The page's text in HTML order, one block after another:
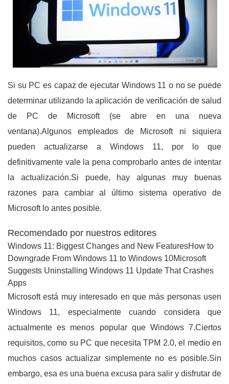
Si su PC es capaz de ejecutar Windows 11 o no se puede
determinar utilizando la aplicación de verificación de salud
de PC de Microsoft (se abre en una nueva
ventana).Algunos empleados de Microsoft ni siquiera
pueden actualizarse a Windows 11, por lo que
definitivamente vale la pena comprobarlo antes de intentar
la actualización.Si puede, hay algunas muy buenas
razones para cambiar al último sistema operativo de
Microsoft lo antes posible.
Recomendado por nuestros editores
Windows 11: Biggest Changes and New FeaturesHow to
Downgrade From Windows 11 to Windows 10Microsoft
Suggests Uninstalling Windows 11 Update That Crashes
Apps
Microsoft está muy interesado en que más personas usen
Windows 11, especialmente cuando considera que
actualmente es menos popular que Windows 7.Ciertos
requisitos, como su PC que necesita TPM 2.0, el medio en
muchos casos actualizar simplemente no es posible.Sin
embargo, esa es una buena excusa para salir y disfrutar de